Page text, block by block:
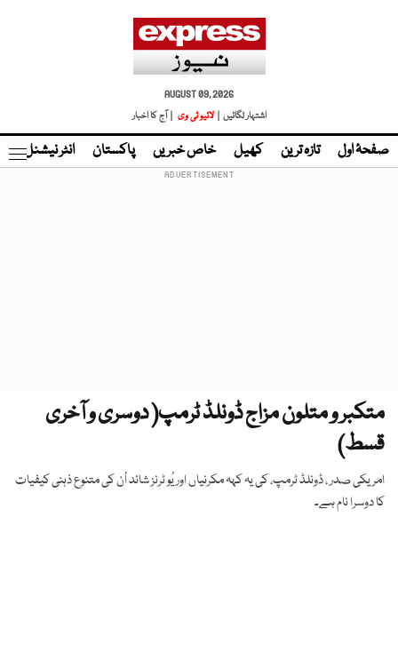
AUGUST 09, 2026
اشتہار لگائیں |
لائیو ٹی وی | آج کا اخبار
صفحۂ اول تازہ ترین کھیل خاص خبریں پاکستان انٹر نیشنل
متکبر و متلون مزاج ڈونلڈ ٹرمپ( دوسری و آخری
قسط)
امریکی صدر ، ڈونلڈ ٹرمپ، کی یہ کہہ مکرنیاں اور یُو ٹرنز شائد اُن کی متنوع ذہنی کیفیات
کا دوسرا نام ہے۔